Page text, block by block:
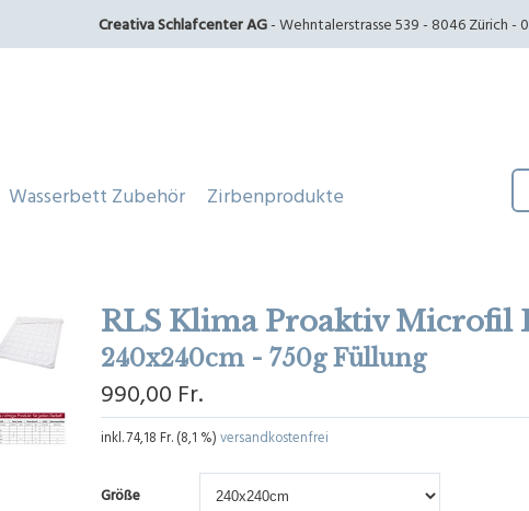
Creativa Schlafcenter AG- Wehntalerstrasse 539 - 8046 Zürich -
Wasserbett Zubehör Zirbenprodukte
RLS Klima Proaktiv Microfil
240x240cm - 750g Füllung
990,00 Fr.
inkl.74,18 Fr.(8,1 %) versandkostenfrei
Größe